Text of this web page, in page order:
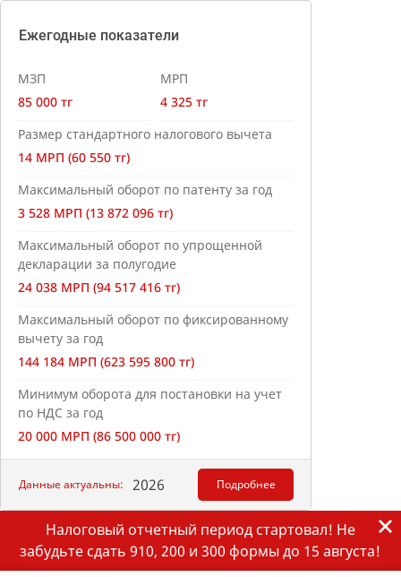
Ежегодные показатели
МЗП
85 000 тг
МРП
4 325 тг
Размер стандартного налогового вычета
14 МРП (60 550 тг)
Максимальный оборот по патенту за год
3 528 МРП (13 872 096 тг)
Максимальный оборот по упрощенной
декларации за полугодие
24 038 МРП (94 517 416 тг)
Максимальный оборот по фиксированному
вычету за год
144 184 МРП (623 595 800 тг)
Минимум оборота для постановки на учет
по НДС за год
20 000 МРП (86 500 000 тг)
Данные актуальны: 2026 Подробнее
Налоговый отчетный период стартовал! Не
забудьте сдать 910, 200 и 300 формы до 15 августа!